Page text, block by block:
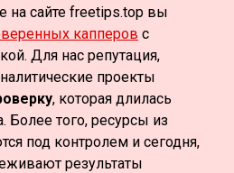
на сайте freetips.top вы
капперов с
Для нас репутация,
проекты
, которая длилась
того, ресурсы из
под контролем и сегодня,
результаты